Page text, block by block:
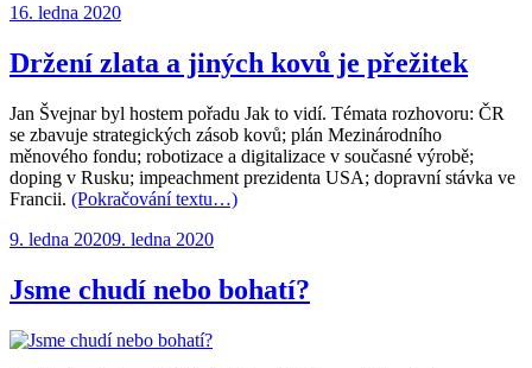
Publikováno:
16. ledna 2020
Držení zlata a jiných kovů je přežitek
Jan Švejnar byl hostem pořadu Jak to vidí. Témata rozhovoru: ČR
se zbavuje strategických zásob kovů; plán Mezinárodního
měnového fondu; robotizace a digitalizace v současné výrobě;
doping v Rusku; impeachment prezidenta USA; dopravní stávka ve
Francii. (Pokračování textu…)
Publikováno:
9. ledna 20209. ledna 2020
Jsme chudí nebo bohatí?